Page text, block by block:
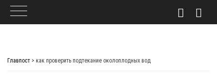
Главпост > как проверить подтекание околоплодных вод